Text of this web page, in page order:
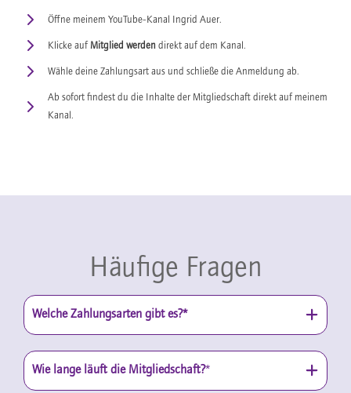
Öffne meinem YouTube-Kanal Ingrid Auer.
Klicke auf Mitglied werden direkt auf dem Kanal.
Wähle deine Zahlungsart aus und schließe die Anmeldung ab.
Ab sofort findest du die Inhalte der Mitgliedschaft direkt auf meinem
Kanal.
Häufige Fragen
Welche Zahlungsarten gibt es?*
Wie lange läuft die Mitgliedschaft?*